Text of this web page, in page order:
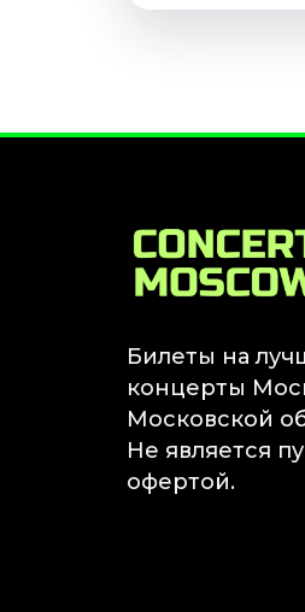
Билеты на
концерты
Московской
Не является
офертой.